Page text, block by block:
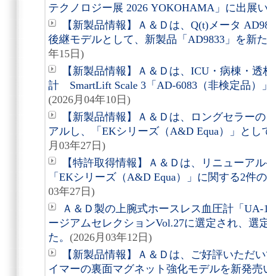
テクノロジー展 2026 YOKOHAMA」に出展
【新製品情報】Ａ＆Ｄは、Q(t)メータ
後継モデルとして、新製品「AD9833」を新
年15日)
【新製品情報】Ａ＆Ｄは、ICU・病棟・
計 SmartLift Scale 3「AD-6083（非検定品）
(2026月04年10日)
【新製品情報】Ａ＆Ｄは、ロングセラー
アルし、「EKシリーズ（A&D Equa）」と
月03年27日)
【特許取得情報】Ａ＆Ｄは、リニューア
「EKシリーズ（A&D Equa）」に関する2件
03年27日)
Ａ＆Ｄ製の上腕式ホースレス血圧計「
ージアムセレクションVol.27に選定され、選
た。 (2026月03年12日)
【新製品情報】Ａ＆Ｄは、ご好評いただ
イマーの裏面マグネット強化モデルを新発売